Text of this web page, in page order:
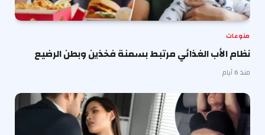
منوعات
نظام الأب الغذائي مرتبط بسمنة فخذين وبطن الرضيع
منذ 6 أيام